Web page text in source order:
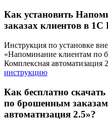
Как установить
заказах клиентов в
Инструкция по установке
«Напоминание клиентам по
Комплексная автоматизация
инструкцию
Как бесплатно
по брошенным
автоматизация 2.5»?